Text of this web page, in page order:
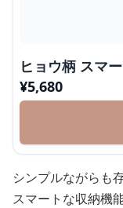
ヒョウ柄 スマ
¥5,680
シンプルながらも
スマートな収納機